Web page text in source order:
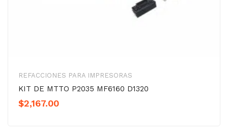
REFACCIONES PARA IMPRESORAS
KIT DE MTTO P2035 MF6160 D1320
$2,167.00